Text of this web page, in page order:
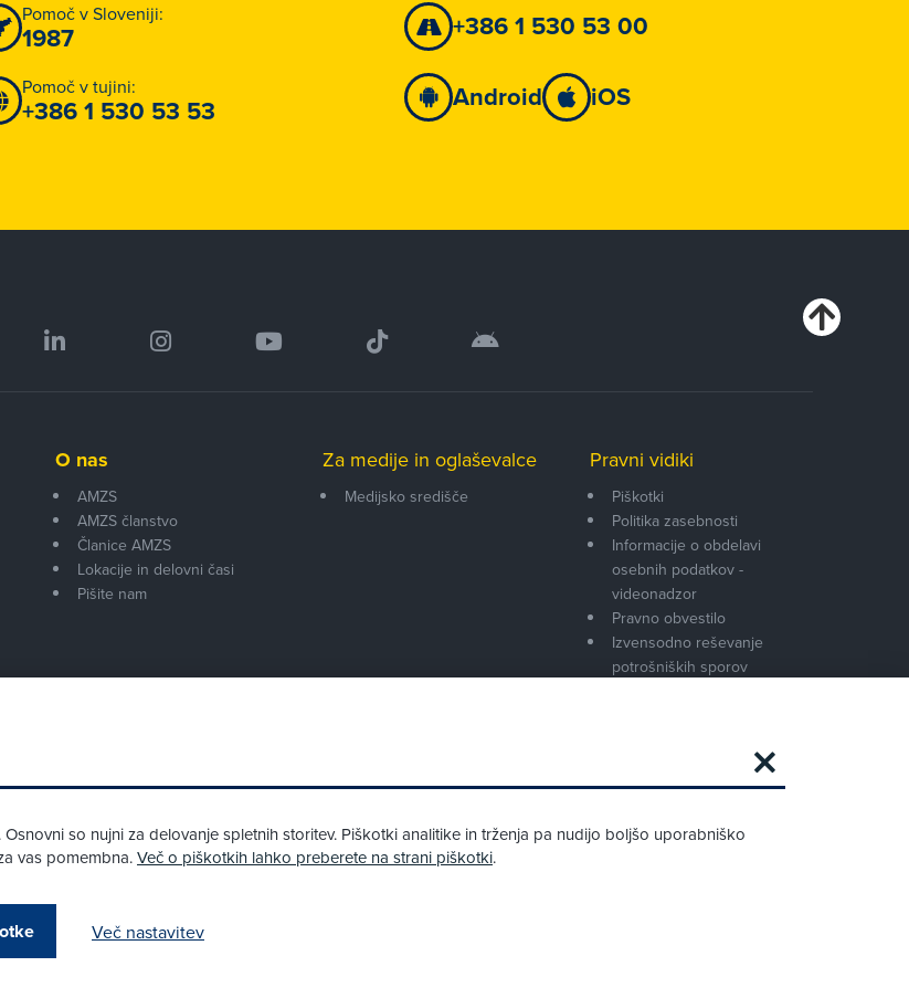
Obstoječi in novi AMZS člani, ki boste v
Pomoč v Sloveniji:
1987
Pomoč v tujini:
+386 1 530 53 53
+386 1 530 53 00
Android
iOS
O nas
AMZS
AMZS članstvo
Članice AMZS
Lokacije in delovni časi
Pišite nam
Za medije in oglaševalce
Medijsko središče
Pravni vidiki
Piškotki
Politika zasebnosti
Informacije o obdelavi
osebnih podatkov -
videonadzor
Pravno obvestilo
Izvensodno reševanje
potrošniških sporov
so nujni za delovanje spletnih storitev. Piškotki analitike in trženja pa nudijo boljšo uporabniško
vas pomembna.Več o piškotkih lahko preberete na strani piškotki.
Več nastavitev